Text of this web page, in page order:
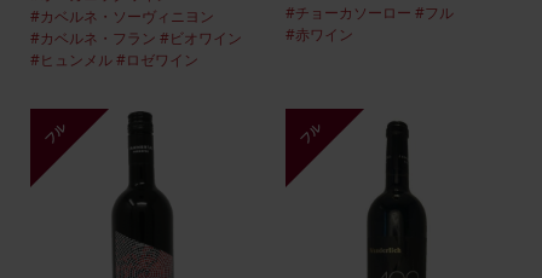
#カベルネ・ソーヴィニヨン
#カベルネ・フラン #ビオワイン
#ヒュンメル#ロゼワイン
#チョーカソーロー #フル
#赤ワイン
フル フル